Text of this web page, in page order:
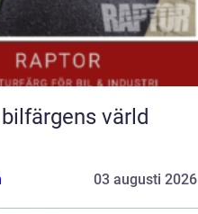
värld
03 augusti 2026